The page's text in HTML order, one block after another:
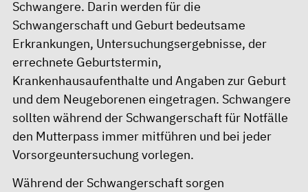
Schwangere. Darin werden für die
Schwangerschaft und Geburt bedeutsame
Erkrankungen, Untersuchungsergebnisse, der
errechnete Geburtstermin,
Krankenhausaufenthalte und Angaben zur Geburt
und dem Neugeborenen eingetragen. Schwangere
sollten während der Schwangerschaft für Notfälle
den Mutterpass immer mitführen und bei jeder
Vorsorgeuntersuchung vorlegen.
Während der Schwangerschaft sorgen